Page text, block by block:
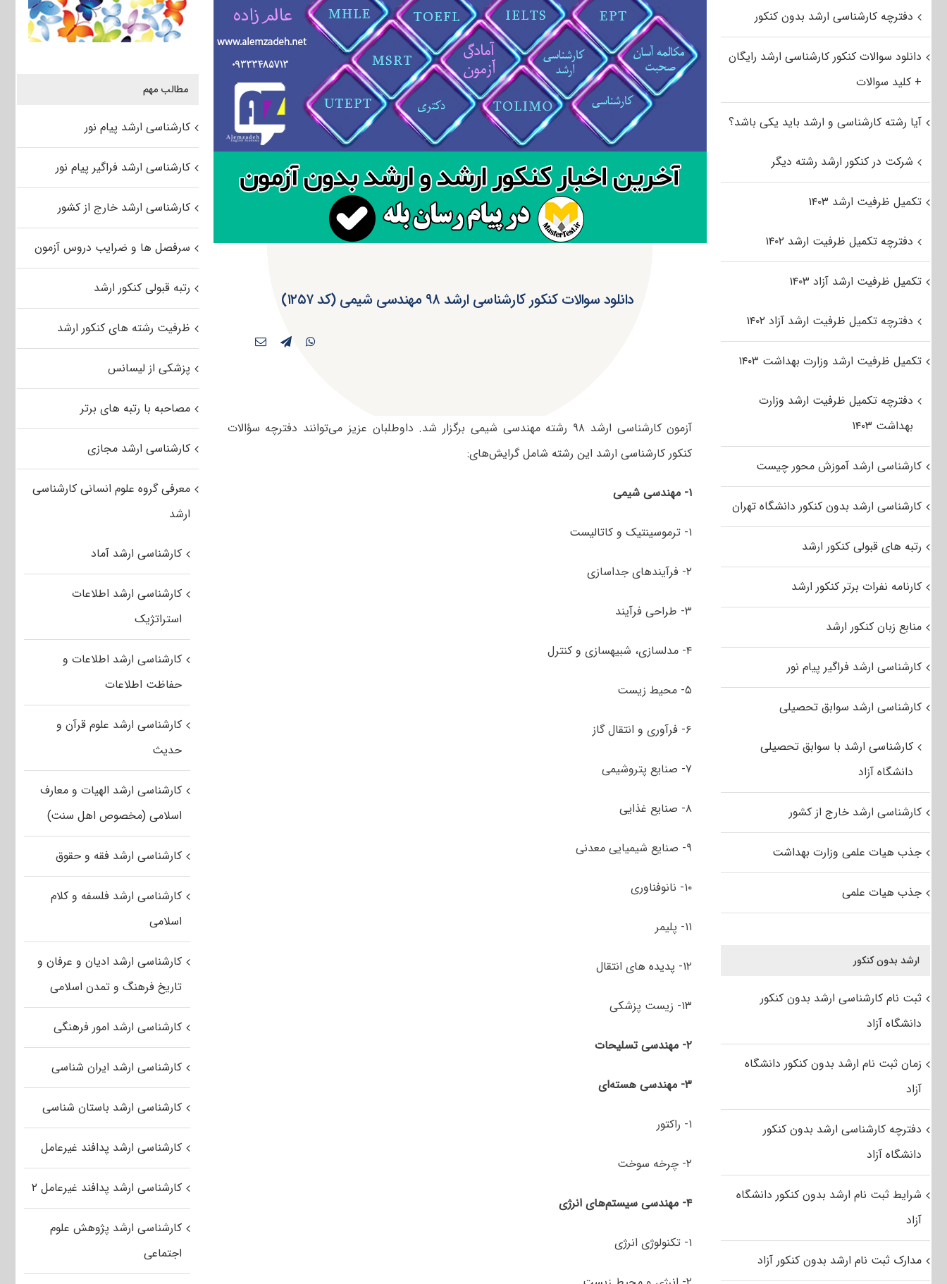
دانلود سوالات کنکور کارشناسی ارشد ۹۸ مهندسی شیمی (کد ۱۲۵۷)
آزمون کارشناسی ارشد ۹۸ رشته مهندسی شیمی برگزار شد. داوطلبان عزیز می‌توانند دفترچه سؤالات
کنکور کارشناسی ارشد این رشته شامل گرایش‌های:
۱- مهندسی شیمی
۱- ترموسینتیک و کاتالیست
۲- فرآیندهای جداسازی
۳- طراحی فرآیند
۴- مدل­سازی، شبیه­سازی و کنترل
۵- محیط زیست
۶- فرآوری و انتقال گاز
۷- صنایع پتروشیمی
۸- صنایع غذایی
۹- صنایع شیمیایی معدنی
۱۰- نانوفناوری
۱۱- پلیمر
۱۲- پدیده ­های انتقال
۱۳- زیست پزشکی
۲- مهندسی تسلیحات
۳- مهندسی هسته‌ای
۱- راکتور
۲- چرخه سوخت
۴- مهندسی سیستم‌های انرژی
۱- ﺗﻜﻨﻮﻟﻮژی اﻧﺮژی
مطالب مهم
کارشناسی ارشد پیام نور
کارشناسی ارشد فراگیر پیام نور
کارشناسی ارشد خارج از کشور
سرفصل ها و ضرایب دروس آزمون
رتبه قبولی کنکور ارشد
ظرفیت رشته های کنکور ارشد
پزشکی از لیسانس
مصاحبه با رتبه های برتر
کارشناسی ارشد مجازی
معرفی گروه علوم انسانی کارشناسی
ارشد
کارشناسی ارشد آماد
کارشناسی ارشد اطلاعات
استراتژیک
کارشناسی ارشد اطلاعات و
حفاظت اطلاعات
کارشناسی ارشد علوم قرآن و
حدیث
کارشناسی ارشد الهیات و معارف
اسلامی (مخصوص اهل سنت)
کارشناسی ارشد فقه و حقوق
کارشناسی ارشد فلسفه و کلام
اسلامی
کارشناسی ارشد ادیان و عرفان و
تاریخ فرهنگ و تمدن اسلامی
کارشناسی ارشد امور فرهنگی
کارشناسی ارشد ایران شناسی
کارشناسی ارشد باستان شناسی
کارشناسی ارشد پدافند غیرعامل
کارشناسی ارشد پدافند غیرعامل ۲
کارشناسی ارشد پژوهش علوم
اجتماعی
دفترچه کارشناسی ارشد بدون کنکور
دانلود سوالات کنکور کارشناسی ارشد رایگان
+ کلید سوالات
آیا رشته کارشناسی و ارشد باید یکی باشد؟
شرکت در کنکور ارشد رشته دیگر
تکمیل ظرفیت ارشد ۱۴۰۳
دفترچه تکمیل ظرفیت ارشد ۱۴۰۲
تکمیل ظرفیت ارشد آزاد ۱۴۰۳
دفترچه تکمیل ظرفیت ارشد آزاد ۱۴۰۲
تکمیل ظرفیت ارشد وزارت بهداشت ۱۴۰۳
دفترچه تکمیل ظرفیت ارشد وزارت
بهداشت ۱۴۰۳
کارشناسی ارشد آموزش محور چیست
کارشناسی ارشد بدون کنکور دانشگاه تهران
رتبه های قبولی کنکور ارشد
کارنامه نفرات برتر کنکور ارشد
منابع زبان کنکور ارشد
کارشناسی ارشد فراگیر پیام نور
کارشناسی ارشد سوابق تحصیلی
کارشناسی ارشد با سوابق تحصیلی
دانشگاه آزاد
کارشناسی ارشد خارج از کشور
جذب هیات علمی وزارت بهداشت
جذب هیات علمی
ارشد بدون کنکور
ثبت نام کارشناسی ارشد بدون کنکور
دانشگاه آزاد
زمان ثبت نام ارشد بدون کنکور دانشگاه
آزاد
دفترچه کارشناسی ارشد بدون کنکور
دانشگاه آزاد
شرایط ثبت نام ارشد بدون کنکور دانشگاه
آزاد
مدارک ثبت نام ارشد بدون کنکور آزاد